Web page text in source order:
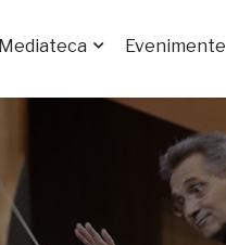
Mediateca Evenimente